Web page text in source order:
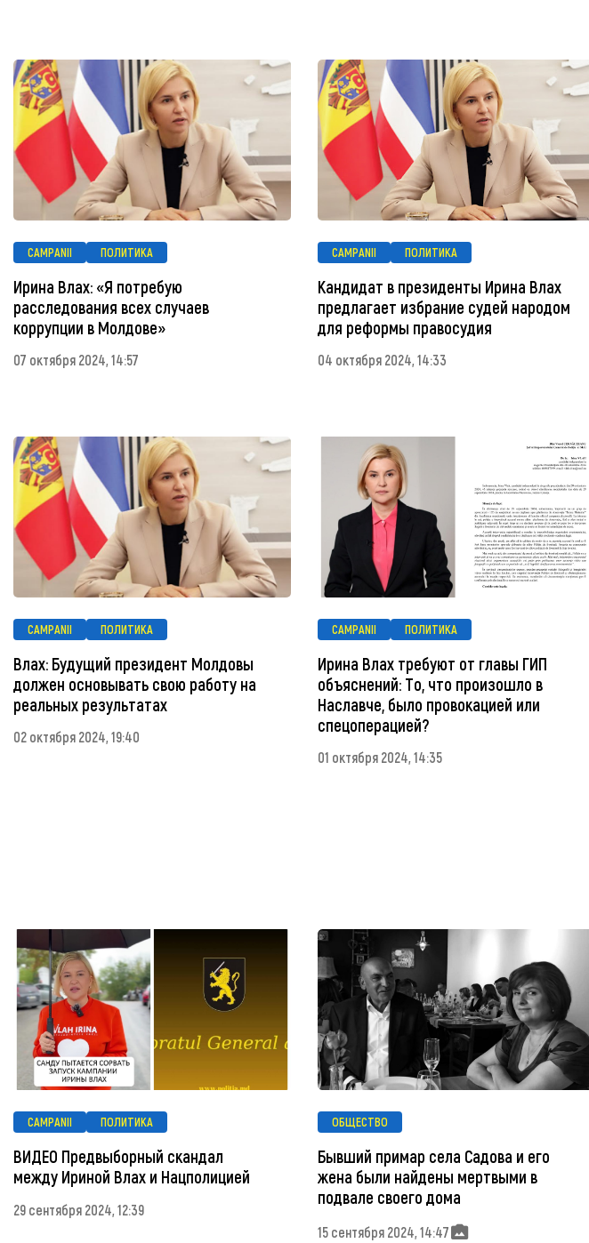
CAMPANII ПОЛИТИКА
Ирина Влах: «Я потребую
расследования всех случаев
коррупции в Молдове»
07 октября 2024, 14:57
CAMPANII ПОЛИТИКА
Кандидат в президенты Ирина Влах
предлагает избрание судей народом
для реформы правосудия
04 октября 2024, 14:33
CAMPANII ПОЛИТИКА
Влах: Будущий президент Молдовы
должен основывать свою работу на
реальных результатах
02 октября 2024, 19:40
CAMPANII ПОЛИТИКА
Ирина Влах требуют от главы ГИП
объяснений: То, что произошло в
Наславче, было провокацией или
спецоперацией?
01 октября 2024, 14:35
CAMPANII ПОЛИТИКА
ВИДЕО Предвыборный скандал
между Ириной Влах и Нацполицией
29 сентября 2024, 12:39
ОБЩЕСТВО
Бывший примар села Садова и его
жена были найдены мертвыми в
подвале своего дома
15 сентября 2024, 14:47